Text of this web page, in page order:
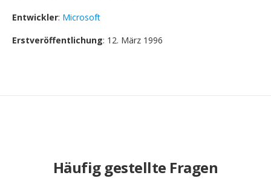
Entwickler: Microsoft
Erstveröffentlichung: 12. März 1996
Häufig gestellte Fragen